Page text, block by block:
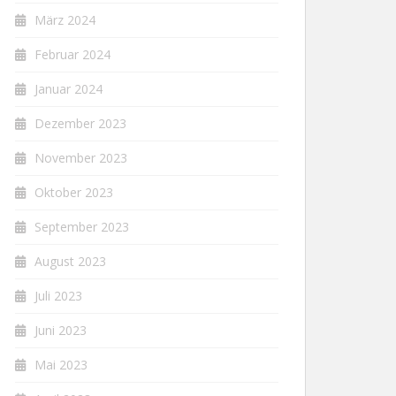
März 2024
Februar 2024
Januar 2024
Dezember 2023
November 2023
Oktober 2023
September 2023
August 2023
Juli 2023
Juni 2023
Mai 2023